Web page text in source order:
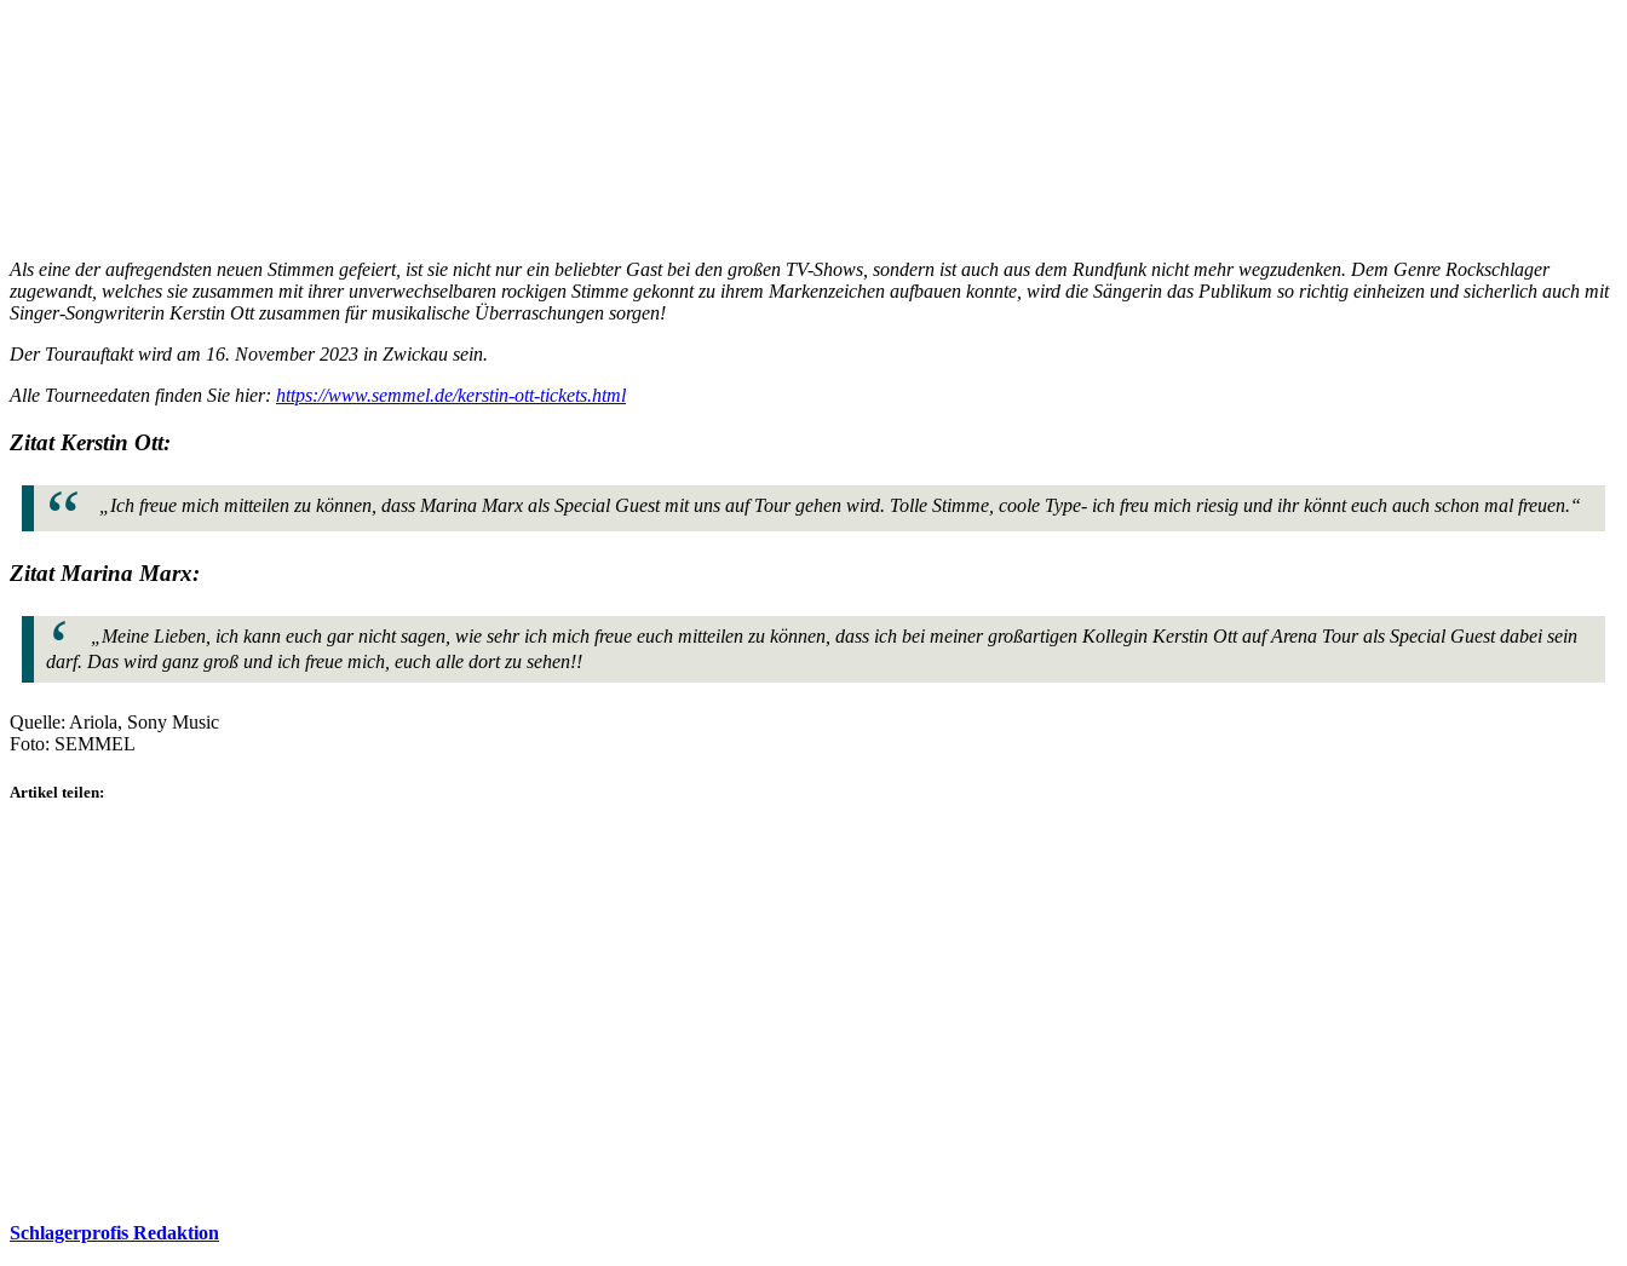
Als eine der aufregendsten neuen Stimmen gefeiert, ist sie nicht nur ein beliebter Gast bei den großen TV-Shows, sondern ist auch aus dem Rundfunk nicht mehr wegzudenken. Dem Genre Rockschlager
zugewandt, welches sie zusammen mit ihrer unverwechselbaren rockigen Stimme gekonnt zu ihrem Markenzeichen aufbauen konnte, wird die Sängerin das Publikum so richtig einheizen und sicherlich auch mit
Singer-Songwriterin Kerstin Ott zusammen für musikalische Überraschungen sorgen!
Der Tourauftakt wird am 16. November 2023 in Zwickau sein.
Alle Tourneedaten finden Sie hier: https://www.semmel.de/kerstin-ott-tickets.html
Zitat Kerstin Ott:
„Ich freue mich mitteilen zu können, dass Marina Marx als Special Guest mit uns auf Tour gehen wird. Tolle Stimme, coole Type- ich freu mich riesig und ihr könnt euch auch schon mal freuen.“
Zitat Marina Marx:
„Meine Lieben, ich kann euch gar nicht sagen, wie sehr ich mich freue euch mitteilen zu können, dass ich bei meiner großartigen Kollegin Kerstin Ott auf Arena Tour als Special Guest dabei sein
darf. Das wird ganz groß und ich freue mich, euch alle dort zu sehen!!
Quelle: Ariola, Sony Music
Foto: SEMMEL
Artikel teilen:
Schlagerprofis Redaktion